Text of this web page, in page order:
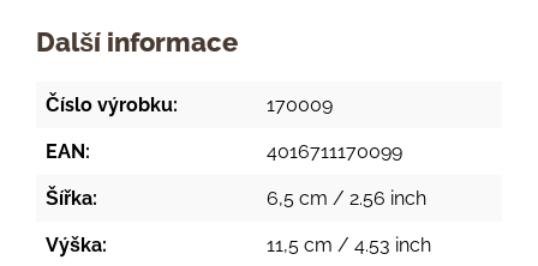
Další informace
Číslo výrobku: 170009
EAN: 4016711170099
Šířka: 6,5 cm / 2.56 inch
Výška: 11,5 cm / 4.53 inch